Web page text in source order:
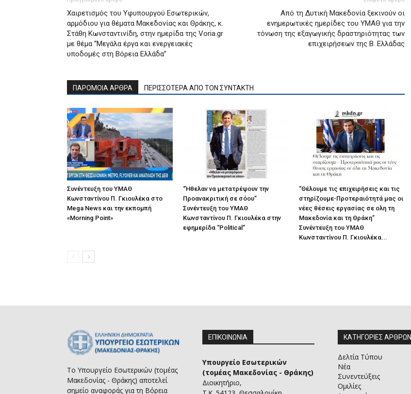
Χαιρετισμός του Υφυπουργού Εσωτερικών,
αρμόδιου για θέματα Μακεδονίας και Θράκης, κ.
Στάθη Κωνσταντινίδη, στην ημερίδα της Voria.gr
με θέμα “Μεγάλα έργα και ενεργειακές
υποδομές στη Βόρεια Ελλάδα”
Από τη Δυτική Μακεδονία ξεκινούν οι
ενημερωτικές ημερίδες του ΥΜΑΘ για την
τόνωση της εξαγωγικής δραστηριότητας των
επιχειρήσεων της Β. Ελλάδας
ΠΑΡΟΜΟΙΑ ΑΡΘΡΑ ΠΕΡΙΣΣΟΤΕΡΑ ΑΠΟ ΤΟΝ ΣΥΝΤΑΚΤΗ
Συνέντευξη του ΥΜΑΘ
Κωνσταντίνου Π. Γκιουλέκα στο
Mega News και την εκπομπή
«Morning Point»
“Ήθελαν να μετατρέψουν την
Προανακριτική σε σόου”
Συνέντευξη του ΥΜΑΘ
Κωνσταντίνου Π. Γκιουλέκα στην
εφημερίδα “Political”
“Θέλουμε τις επιχειρήσεις και τις
στηρίζουμε-Προτεραιότητά μας οι
νέες θέσεις εργασίας σε ολη τη
Μακεδονία και τη Θράκη”
Συνέντευξη του ΥΜΑΘ
Κωνσταντίνου Π. Γκιουλέκα...
Το Υπουργείο Εσωτερικών (τομέας
Μακεδονίας - Θράκης) αποτελεί
σημείο αναφοράς για τη Βόρεια
ΕΠΙΚΟΙΝΩΝΙΑ
Υπουργείο Εσωτερικών
(τομέας Μακεδονίας - Θράκης)
Διοικητήριο,
ΚΑΤΗΓΟΡΙΕΣ ΑΡΘΡΩΝ
Δελτία Τύπου
Νέα
Συνεντεύξεις
Ομιλίες